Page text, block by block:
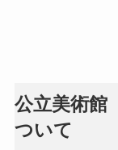
公立美術館
ついて